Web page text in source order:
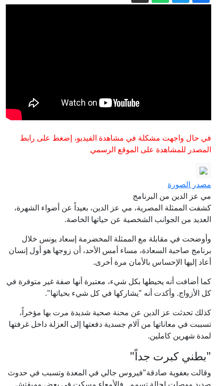
كيف أصبحت نبتة فريدة في جنوب إفريقيا
ضربه لتجنّبهم
في حال واجهت مشكلة في مشاهدة الفيديو، إضغط على رابط
المصدر للمشاهدة على الموقع الرسمي
مصدر الصورة
مي عز الدين من البرنامج
كشفت الممثلة المصرية، مي عز الدين، بعيداً عن أضواء الشهرة،
العديد من الجوانب الشخصية عن حياتها الخاصة.
وأوضحت في مقابلة مع الممثلة المخضرمة إسعاد يونس خلال
برنامج صاحبة السعادة، مساء أمس الأحد، أن زوجها هو أول إنسان
أعاد إليها الإحساس بالأمان مرة أخرى.
كما أضافت أنه يحيطها بكل شيء، معتبرة أنها صفة غير متوفرة في
كل الأزواج. وأكدت أنه "يشاركها في كل شيء بحياتها".
كذلك تحدثت عز الدين عن محنة صحية شديدة مرت بها مؤخراً،
تسببت في معاناتها من آلام جسدية دفعتها إلى العزلة داخل غرفتها
لمدة شهرين كاملين.
"بطني كبرت جداً"
وقالت بعفوية صادقة"فيروس جالي في المعدة وتسبب في حدوث
صديد ووصلت لحالة تسمم.. فالأمعاء مسكت في بعض ومبقتش